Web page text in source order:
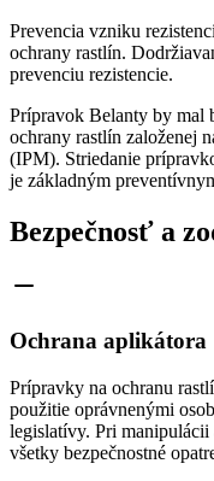
Prevencia vzniku
ochrany rastlín.
prevenciu rezistencie.
Prípravok Belanty by mal
ochrany rastlín založenej
(IPM). Striedanie
je základným
Bezpečnosť a
Ochrana aplikátora
Prípravky na ochranu
použitie oprávnenými
legislatívy. Pri
všetky bezpečnostné